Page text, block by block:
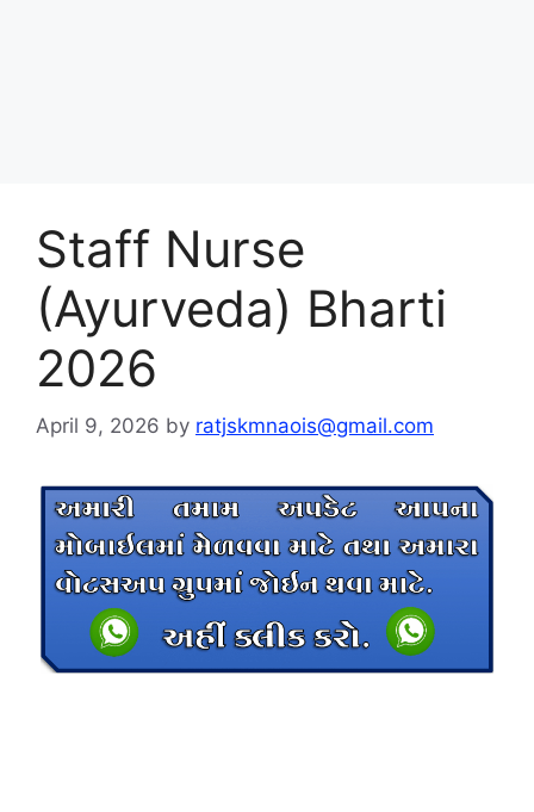
Staff Nurse
(Ayurveda) Bharti
2026
April 9, 2026 by ratjskmnaois@gmail.com